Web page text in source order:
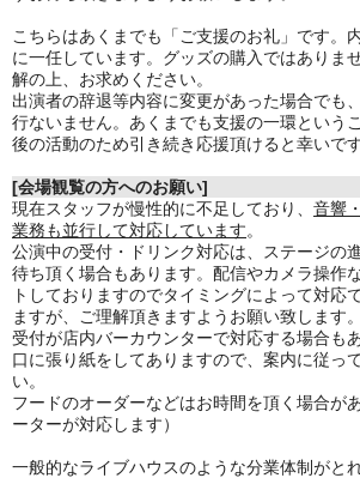
こちらはあくまでも「ご支援のお礼」です。
に一任しています。グッズの購入ではありま
解の上、お求めください。
出演者の辞退等内容に変更があった場合でも
行ないません。あくまでも支援の一環という
後の活動のため引き続き応援頂けると幸いです
[会場観覧の方へのお願い]
現在スタッフが慢性的に不足しており、 音響
業務も並行して対応しています。
公演中の受付・ドリンク対応は、ステージの
待ち頂く場合もあります。 配信やカメラ操作
トしておりますのでタイミングによって対応
ますが、
ご理解頂きますようお願い致します。
受付が店内バーカウンターで対応する場合も
口に張り紙をしてありますので、案内に従っ
い。
フードのオーダーなどはお時間を頂く場合が
ーターが対応します）
一般的なライブハウスのような分業体制がと